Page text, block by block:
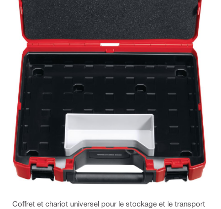
Coffret et chariot universel pour le stockage et le transport